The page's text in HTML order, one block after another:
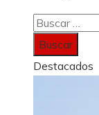
Buscar:
Destacados